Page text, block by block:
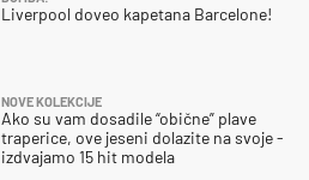
Liverpool doveo kapetana Barcelone!
NOVE KOLEKCIJE
Ako su vam dosadile “obične” plave
traperice, ove jeseni dolazite na svoje -
izdvajamo 15 hit modela